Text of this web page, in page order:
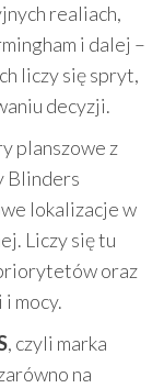
realiach,
i dalej –
liczy się spryt,
decyzji.
planszowe z
Blinders
lokalizacje w
Liczy się tu
oraz
mocy.
, czyli marka
na